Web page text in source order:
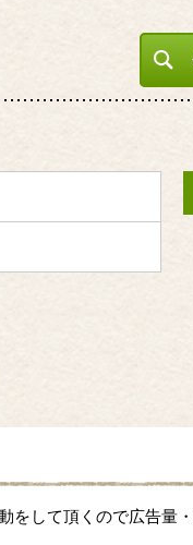
をして頂くので広告量